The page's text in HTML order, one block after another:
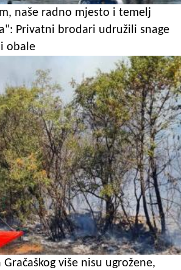
naše radno mjesto i temelj
Privatni brodari udružili snage
obale
Gračaškog više nisu ugrožene,